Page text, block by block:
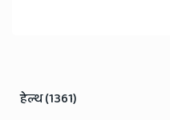
हेल्थ (1361)